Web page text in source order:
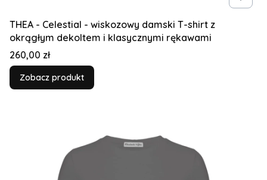
THEA - Celestial - wiskozowy damski T-shirt z
okrągłym dekoltem i klasycznymi rękawami
Cena
260,00 zł
Zobacz produkt